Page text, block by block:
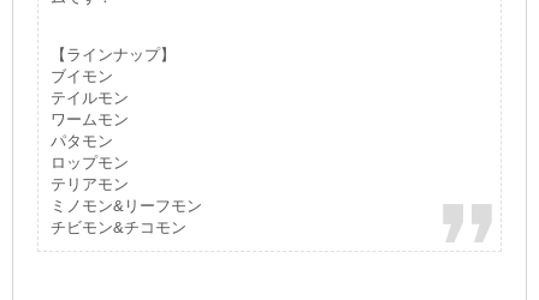
【ラインナップ】
ブイモン
テイルモン
ワームモン
パタモン
ロップモン
テリアモン
ミノモン&リーフモン
チビモン&チコモン